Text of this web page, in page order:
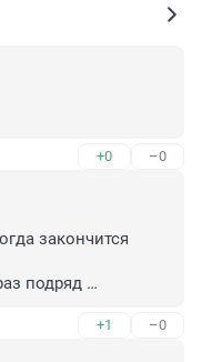
+0 –0
закончится
подряд
в СК везите его,
+1 –0